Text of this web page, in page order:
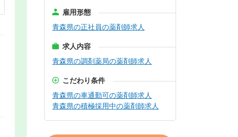
雇用形態
青森県の正社員の薬剤師求人
求人内容
青森県の調剤薬局の薬剤師求人
こだわり条件
青森県の車通勤可の薬剤師求人
青森県の積極採用中の薬剤師求人